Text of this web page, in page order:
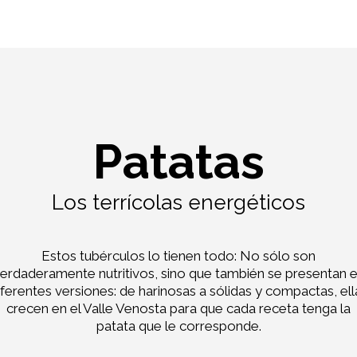
Patatas
Los terrícolas energéticos
Estos tubérculos lo tienen todo: No sólo son
nutritivos, sino que también se presentan
versiones: de harinosas a sólidas y compactas,
crecen en el Valle Venosta para que cada receta tenga la
patata que le corresponde.